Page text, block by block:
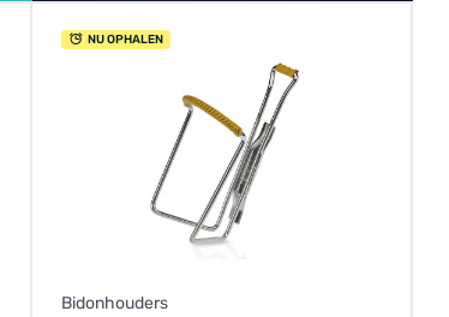
NU OPHALEN
Bidonhouders